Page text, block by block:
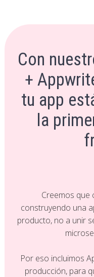
Con
+
tu app
la
Creemos que
construyendo una
producto, no a unir
Por eso incluimos
producción, para